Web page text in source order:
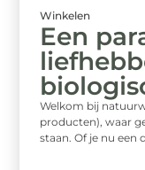
Winkelen
Een
Welkom bij
producten), waar
staan. Of je nu een